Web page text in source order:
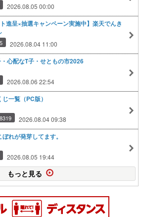
2026.08.05 00:00
進呈×抽選キャンペーン実施中】楽天でんき
2026.08.04 11:00
心配なT子・せともの市2026
2026.08.06 22:54
一覧（PC版）
2026.08.04 09:38
れが発芽してます。
2026.08.05 19:44
もっと見る